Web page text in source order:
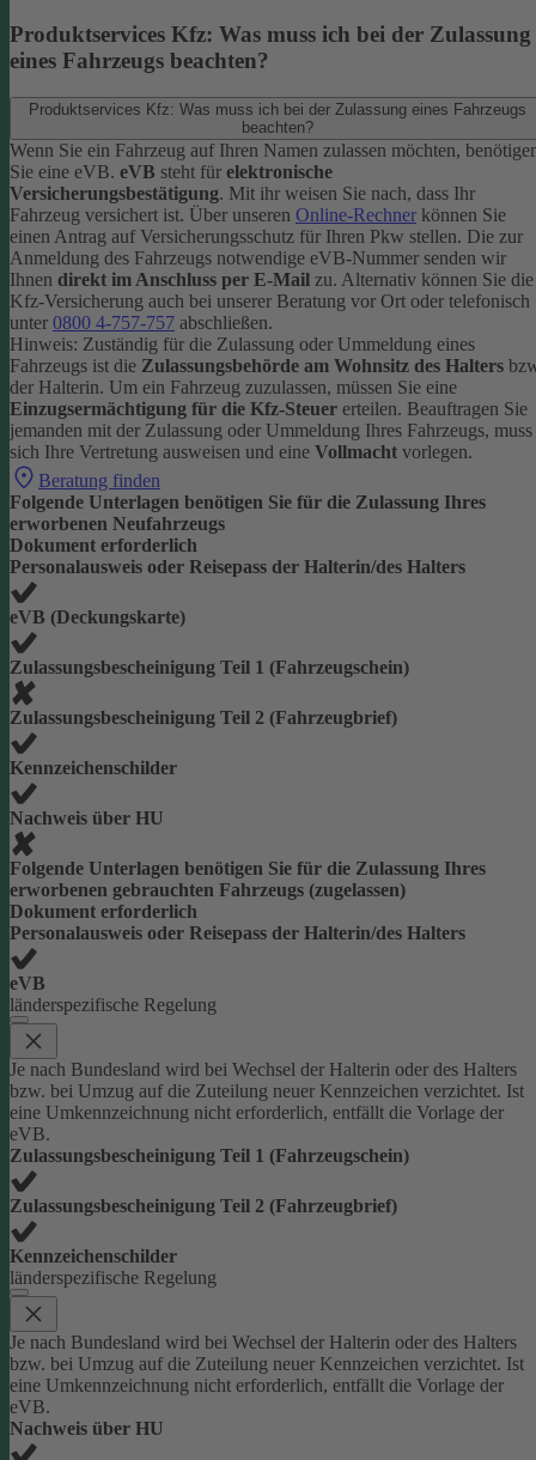
Produktservices Kfz: Was muss ich bei der Zulassung
eines Fahrzeugs beachten?
Produktservices Kfz: Was muss ich bei der Zulassung eines Fahrzeugs
beachten?
Wenn Sie ein Fahrzeug auf Ihren Namen zulassen möchten,
Sie eine eVB. eVB steht für elektronische
Versicherungsbestätigung. Mit ihr weisen Sie nach, dass Ihr
Fahrzeug versichert ist. Über unseren Online-Rechner können Sie
einen Antrag auf Versicherungsschutz für Ihren Pkw stellen. Die zur
Anmeldung des Fahrzeugs notwendige eVB-Nummer senden wir
Ihnen direkt im Anschluss per E-Mail zu. Alternativ können Sie die
Kfz-Versicherung auch bei unserer Beratung vor Ort oder telefonisch
unter 0800 4-757-757 abschließen.
Hinweis: Zuständig für die Zulassung oder Ummeldung eines
Fahrzeugs ist die Zulassungsbehörde am Wohnsitz des Halters
der Halterin. Um ein Fahrzeug zuzulassen, müssen Sie eine
Einzugsermächtigung für die Kfz-Steuer erteilen. Beauftragen Sie
jemanden mit der Zulassung oder Ummeldung Ihres Fahrzeugs, muss
sich Ihre Vertretung ausweisen und eine Vollmacht vorlegen.
Beratung finden
Folgende Unterlagen benötigen Sie für die Zulassung Ihres
erworbenen Neufahrzeugs
Dokument erforderlich
Personalausweis oder Reisepass der Halterin/des Halters
eVB (Deckungskarte)
Zulassungsbescheinigung Teil 1 (Fahrzeugschein)
Zulassungsbescheinigung Teil 2 (Fahrzeugbrief)
Kennzeichenschilder
Nachweis über HU
Folgende Unterlagen benötigen Sie für die Zulassung Ihres
erworbenen gebrauchten Fahrzeugs (zugelassen)
Dokument erforderlich
Personalausweis oder Reisepass der Halterin/des Halters
eVB
länderspezifische Regelung
Je nach Bundesland wird bei Wechsel der Halterin oder des Halters
bzw. bei Umzug auf die Zuteilung neuer Kennzeichen verzichtet. Ist
eine Umkennzeichnung nicht erforderlich, entfällt die Vorlage der
eVB.
Zulassungsbescheinigung Teil 1 (Fahrzeugschein)
Zulassungsbescheinigung Teil 2 (Fahrzeugbrief)
Kennzeichenschilder
länderspezifische Regelung
Je nach Bundesland wird bei Wechsel der Halterin oder des Halters
bzw. bei Umzug auf die Zuteilung neuer Kennzeichen verzichtet. Ist
eine Umkennzeichnung nicht erforderlich, entfällt die Vorlage der
eVB.
Nachweis über HU